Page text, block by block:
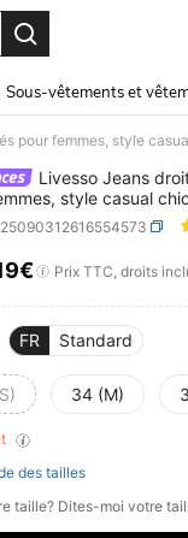
Sous-vêtements et
Livesso Jeans
style casual
AND
Prix TTC, droits
FR Standard
34 (M)
des tailles
taille? Dites-moi votre